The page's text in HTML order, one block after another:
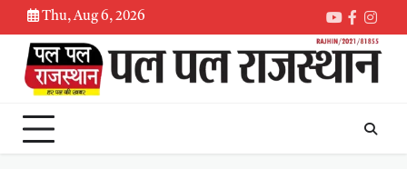
Skip
to
content
Thu, Aug 6, 2026
Youtube